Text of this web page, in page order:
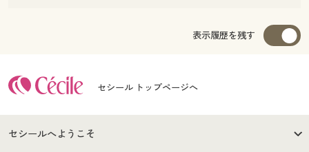
表示履歴を残す
セシール トップページへ
セシールへようこそ